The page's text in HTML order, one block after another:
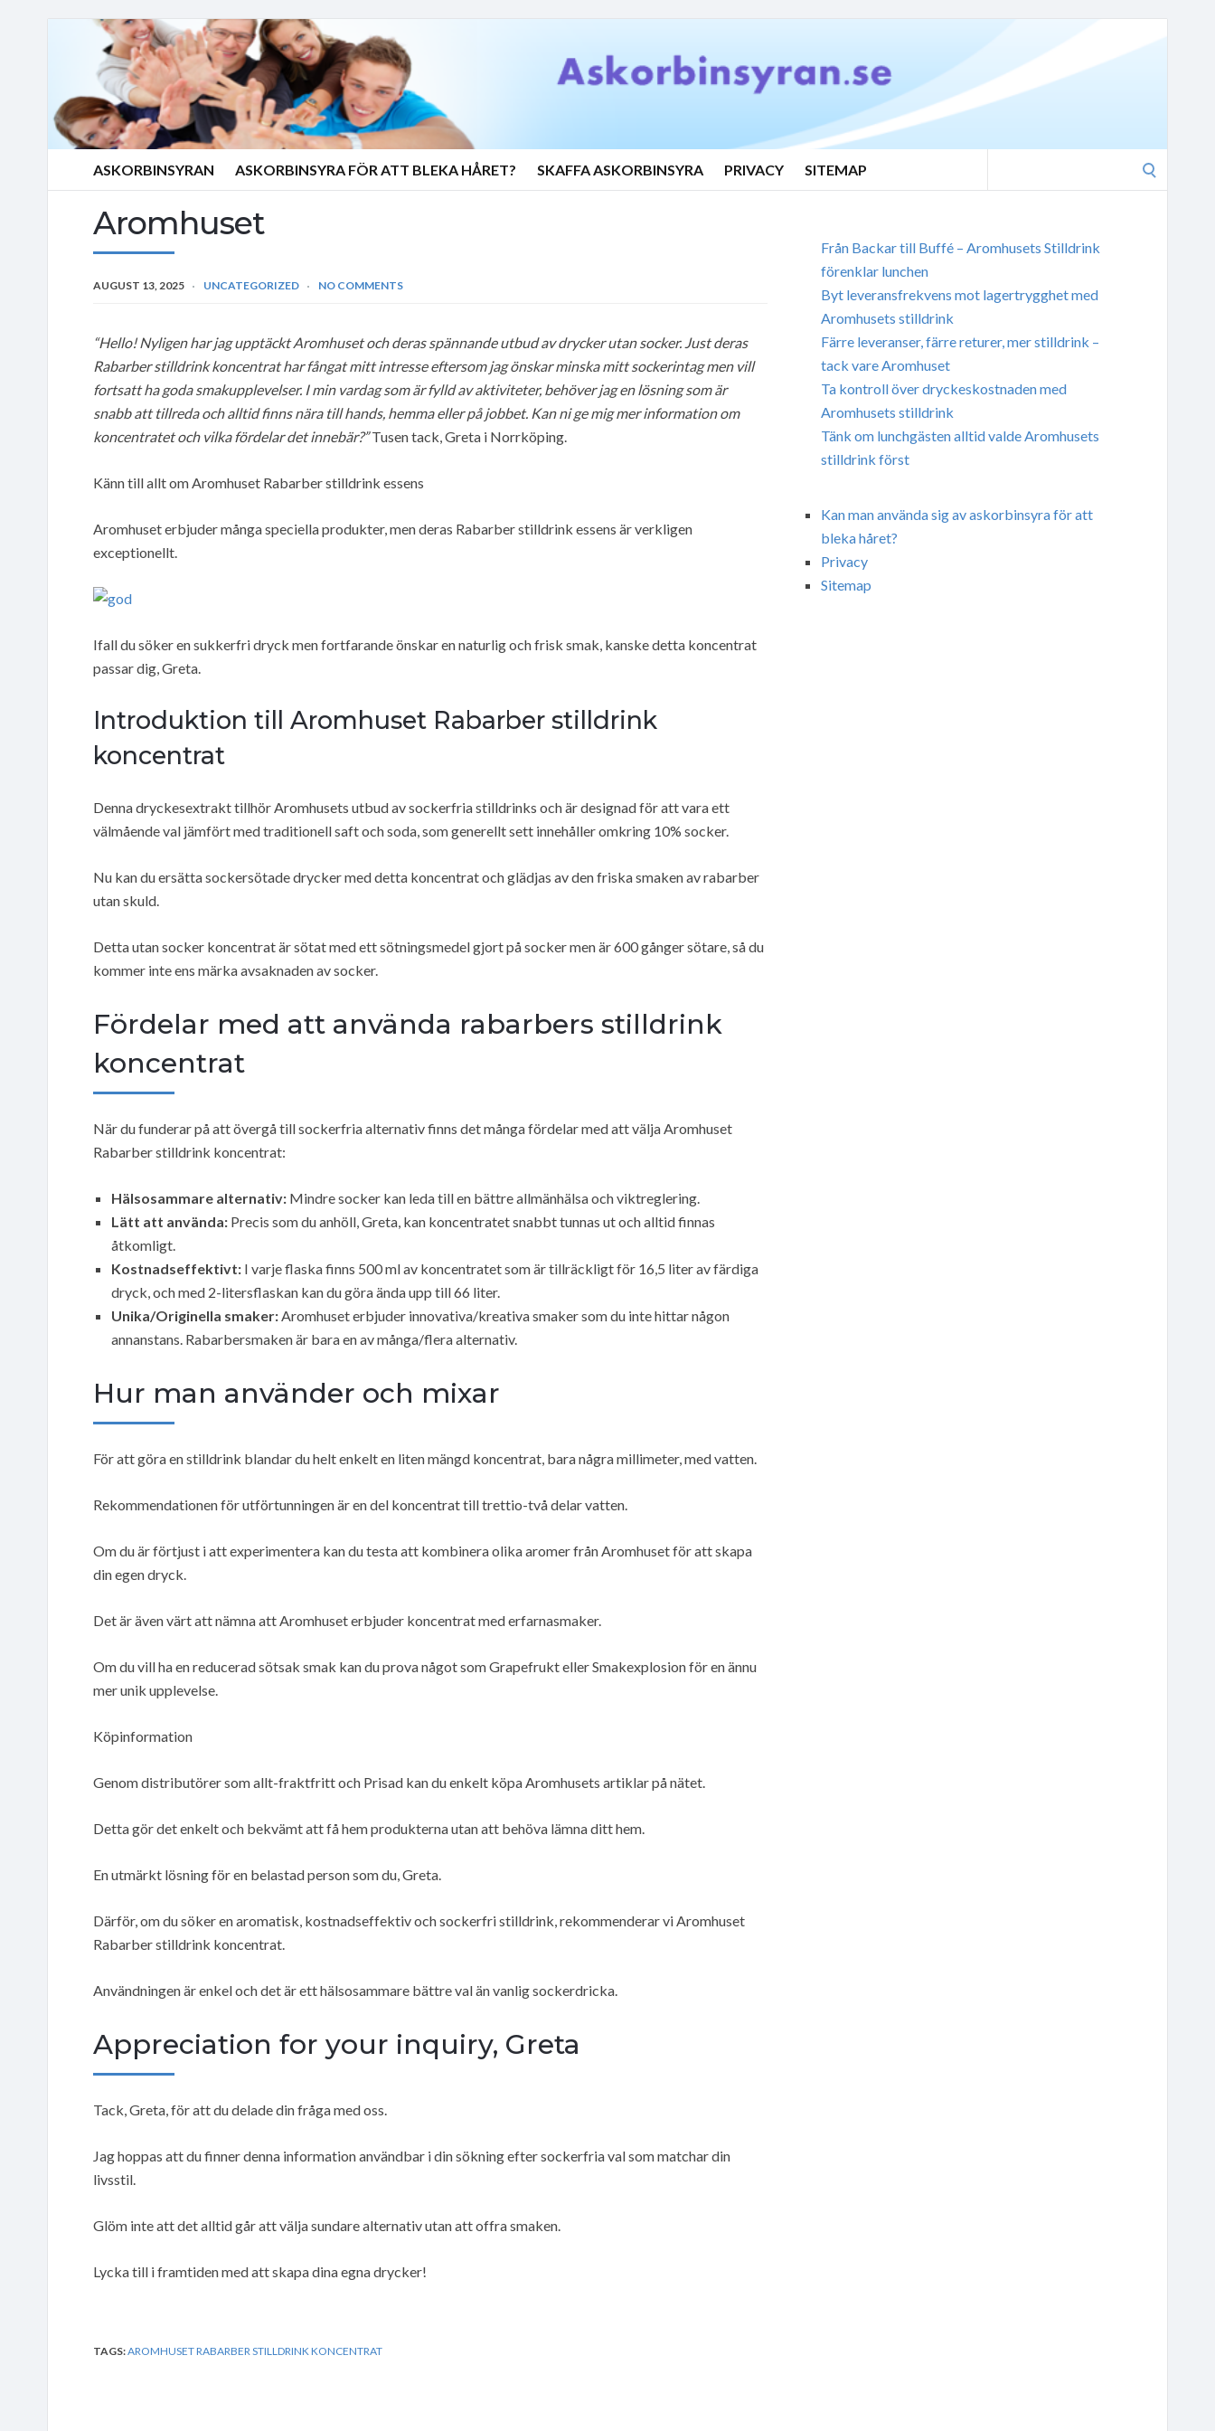
ASKORBINSYRAN ASKORBINSYRA FÖR ATT BLEKA HÅRET? SKAFFA ASKORBINSYRA PRIVACY SITEMAP
Aromhuset
AUGUST 13, 2025 UNCATEGORIZED NO COMMENTS
“Hello! Nyligen har jag upptäckt Aromhuset och deras spännande utbud av drycker utan socker. Just deras
Rabarber stilldrink koncentrat har fångat mitt intresse eftersom jag önskar minska mitt sockerintag men vill
fortsatt ha goda smakupplevelser. I min vardag som är fylld av aktiviteter, behöver jag en lösning som är
snabb att tillreda och alltid finns nära till hands, hemma eller på jobbet. Kan ni ge mig mer information om
koncentratet och vilka fördelar det innebär?”Tusen tack, Greta i Norrköping.
Känn till allt om Aromhuset Rabarber stilldrink essens
Aromhuset erbjuder många speciella produkter, men deras Rabarber stilldrink essens är verkligen
exceptionellt.
Ifall du söker en sukkerfri dryck men fortfarande önskar en naturlig och frisk smak, kanske detta koncentrat
passar dig, Greta.
Introduktion till Aromhuset Rabarber stilldrink
koncentrat
Denna dryckesextrakt tillhör Aromhusets utbud av sockerfria stilldrinks och är designad för att vara ett
välmående val jämfört med traditionell saft och soda, som generellt sett innehåller omkring 10% socker.
Nu kan du ersätta sockersötade drycker med detta koncentrat och glädjas av den friska smaken av rabarber
utan skuld.
Detta utan socker koncentrat är sötat med ett sötningsmedel gjort på socker men är 600 gånger sötare, så du
kommer inte ens märka avsaknaden av socker.
Fördelar med att använda rabarbers stilldrink
koncentrat
När du funderar på att övergå till sockerfria alternativ finns det många fördelar med att välja Aromhuset
Rabarber stilldrink koncentrat:
Hälsosammare alternativ: Mindre socker kan leda till en bättre allmänhälsa och viktreglering.
Lätt att använda: Precis som du anhöll, Greta, kan koncentratet snabbt tunnas ut och alltid finnas
åtkomligt.
Kostnadseffektivt: I varje flaska finns 500 ml av koncentratet som är tillräckligt för 16,5 liter av färdiga
dryck, och med 2-litersflaskan kan du göra ända upp till 66 liter.
Unika/Originella smaker:Aromhuset erbjuder innovativa/kreativa smaker som du inte hittar någon
annanstans. Rabarbersmaken är bara en av många/flera alternativ.
Hur man använder och mixar
För att göra en stilldrink blandar du helt enkelt en liten mängd koncentrat, bara några millimeter, med vatten.
Rekommendationen för utförtunningen är en del koncentrat till trettio-två delar vatten.
Om du är förtjust i att experimentera kan du testa att kombinera olika aromer från Aromhuset för att skapa
din egen dryck.
Det är även värt att nämna att Aromhuset erbjuder koncentrat med erfarnasmaker.
Om du vill ha en reducerad sötsak smak kan du prova något som Grapefrukt eller Smakexplosion för en ännu
mer unik upplevelse.
Köpinformation
Genom distributörer som allt-fraktfritt och Prisad kan du enkelt köpa Aromhusets artiklar på nätet.
Detta gör det enkelt och bekvämt att få hem produkterna utan att behöva lämna ditt hem.
En utmärkt lösning för en belastad person som du, Greta.
Därför, om du söker en aromatisk, kostnadseffektiv och sockerfri stilldrink, rekommenderar vi Aromhuset
Rabarber stilldrink koncentrat.
Användningen är enkel och det är ett hälsosammare bättre val än vanlig sockerdricka.
Appreciation for your inquiry, Greta
Tack, Greta, för att du delade din fråga med oss.
Jag hoppas att du finner denna information användbar i din sökning efter sockerfria val som matchar din
livsstil.
Glöm inte att det alltid går att välja sundare alternativ utan att offra smaken.
Lycka till i framtiden med att skapa dina egna drycker!
TAGS:AROMHUSET RABARBER STILLDRINK KONCENTRAT
Från Backar till Buffé – Aromhusets Stilldrink
förenklar lunchen
Byt leveransfrekvens mot lagertrygghet med
Aromhusets stilldrink
Färre leveranser, färre returer, mer stilldrink –
tack vare Aromhuset
Ta kontroll över dryckeskostnaden med
Aromhusets stilldrink
Tänk om lunchgästen alltid valde Aromhusets
stilldrink först
Kan man använda sig av askorbinsyra för att
bleka håret?
Privacy
Sitemap